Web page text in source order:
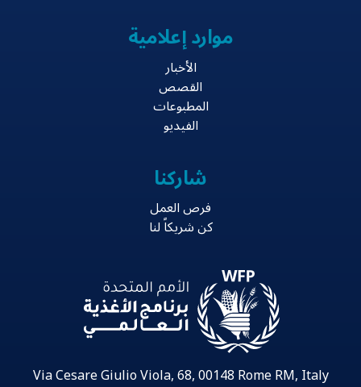
موارد إعلامية
الأخبار
القصص
المطبوعات
الفيديو
شاركنا
فرص العمل
كن شريكاً لنا
Via Cesare Giulio Viola, 68, 00148 Rome RM, Italy